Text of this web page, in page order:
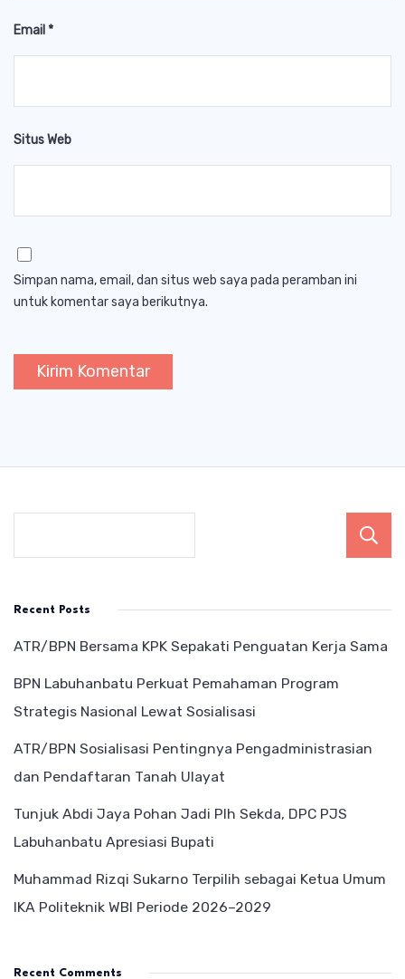
Email *
Situs Web
Simpan nama, email, dan situs web saya pada peramban ini
untuk komentar saya berikutnya.
Recent Posts
ATR/BPN Bersama KPK Sepakati Penguatan Kerja Sama
BPN Labuhanbatu Perkuat Pemahaman Program
Strategis Nasional Lewat Sosialisasi
ATR/BPN Sosialisasi Pentingnya Pengadministrasian
dan Pendaftaran Tanah Ulayat
Tunjuk Abdi Jaya Pohan Jadi Plh Sekda, DPC PJS
Labuhanbatu Apresiasi Bupati
Muhammad Rizqi Sukarno Terpilih sebagai Ketua Umum
IKA Politeknik WBI Periode 2026–2029
Recent Comments